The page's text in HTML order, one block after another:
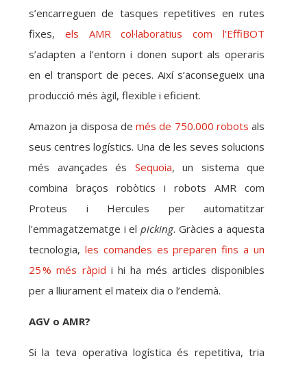
s’encarreguen de tasques repetitives en rutes
fixes, els AMR col·laboratius com l’EffiBOT
s’adapten a l’entorn i donen suport als operaris
en el transport de peces. Així s’aconsegueix una
producció més àgil, flexible i eficient.
Amazon ja disposa de més de 750.000 robots als
seus centres logístics. Una de les seves solucions
més avançades és Sequoia, un sistema que
combina braços robòtics i robots AMR com
Proteus i Hercules per automatitzar
l'emmagatzematge i el picking. Gràcies a aquesta
tecnologia, les comandes es preparen fins a un
25 % més ràpid i hi ha més articles disponibles
per a lliurament el mateix dia o l’endemà.
AGV o AMR?
Si la teva operativa logística és repetitiva, tria